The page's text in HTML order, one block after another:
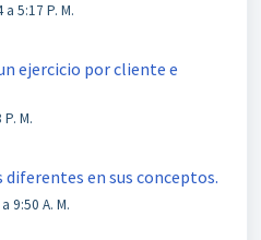
5:17 P. M.
ejercicio por cliente e
M.
en sus conceptos.
9:50 A. M.